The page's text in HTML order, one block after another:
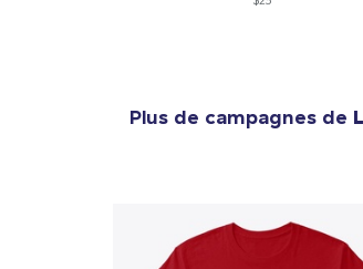
Plus de campagnes de